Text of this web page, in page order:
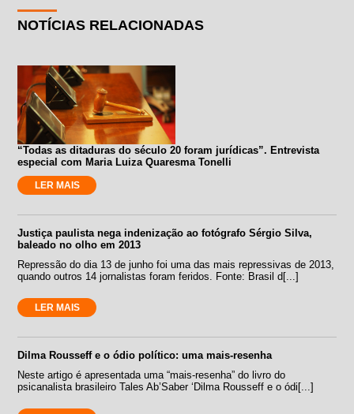
NOTÍCIAS RELACIONADAS
“Todas as ditaduras do século 20 foram jurídicas”. Entrevista
especial com Maria Luiza Quaresma Tonelli
LER MAIS
Justiça paulista nega indenização ao fotógrafo Sérgio Silva,
baleado no olho em 2013
Repressão do dia 13 de junho foi uma das mais repressivas de 2013,
quando outros 14 jornalistas foram feridos. Fonte: Brasil d[...]
LER MAIS
Dilma Rousseff e o ódio político: uma mais-resenha
Neste artigo é apresentada uma “mais-resenha” do livro do
psicanalista brasileiro Tales Ab’Saber ‘Dilma Rousseff e o ódi[...]